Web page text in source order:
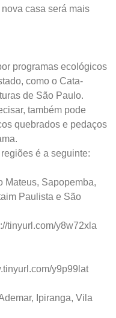
casa será mais
programas ecológicos
como o Cata-
de São Paulo.
também pode
quebrados e pedaços
é a seguinte:
Mateus, Sapopemba,
Paulista e São
tinyurl.com/y8w72xla
y9p99lat
Ipiranga, Vila